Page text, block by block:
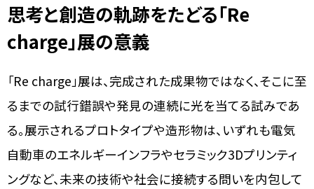
思考と創造の軌跡をたどる「Re
charge」展の意義
「Re charge」展は、完成された成果物ではなく、そこに至
るまでの試行錯誤や発見の連続に光を当てる試みであ
る。展示されるプロトタイプや造形物は、いずれも電気
自動車のエネルギーインフラやセラミック3Dプリンティ
ングなど、未来の技術や社会に接続する問いを内包して